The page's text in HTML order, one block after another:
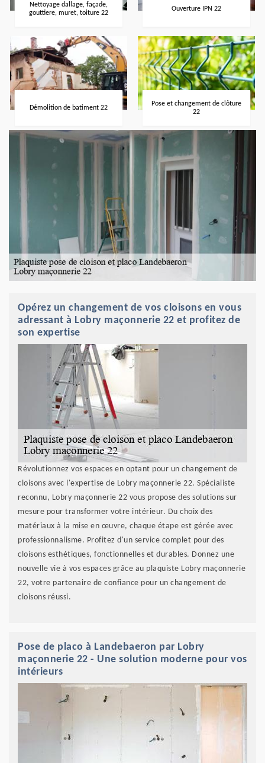
Nettoyage dallage, façade,
gouttiere, muret, toiture 22
Ouverture IPN 22
Démolition de batiment 22
Pose et changement de clôture
22
Opérez un changement de vos cloisons en vous
adressant à Lobry maçonnerie 22 et profitez de
son expertise
Révolutionnez vos espaces en optant pour un changement de
cloisons avec l'expertise de Lobry maçonnerie 22. Spécialiste
reconnu, Lobry maçonnerie 22 vous propose des solutions sur
mesure pour transformer votre intérieur. Du choix des
matériaux à la mise en œuvre, chaque étape est gérée avec
professionnalisme. Profitez d'un service complet pour des
cloisons esthétiques, fonctionnelles et durables. Donnez une
nouvelle vie à vos espaces grâce au plaquiste Lobry maçonnerie
22, votre partenaire de confiance pour un changement de
cloisons réussi.
Pose de placo à Landebaeron par Lobry
maçonnerie 22 - Une solution moderne pour vos
intérieurs